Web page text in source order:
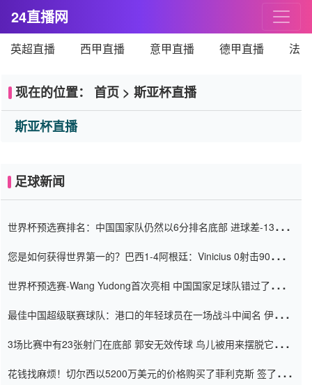
24直播网
英超直播 西甲直播 意甲直播 德甲直播 法
现在的位置： 首页 > 斯亚杯直播
斯亚杯直播
足球新闻
世界杯预选赛排名：中国国家队仍然以6分排名底部 进球差-13令人
您是如何获得世界第一的？巴西1-4阿根廷：Vinicius 0射击90分钟
世界杯预选赛-Wang Yudong首次亮相 中国国家足球队错过了世界
最佳中国超级联赛球队：港口的年轻球员在一场战斗中闻名 伊万放
3场比赛中有23张射门在底部 郭安无效传球 鸟儿被用来摆脱它
花钱找麻烦！切尔西以5200万美元的价格购买了菲利克斯 签了7年